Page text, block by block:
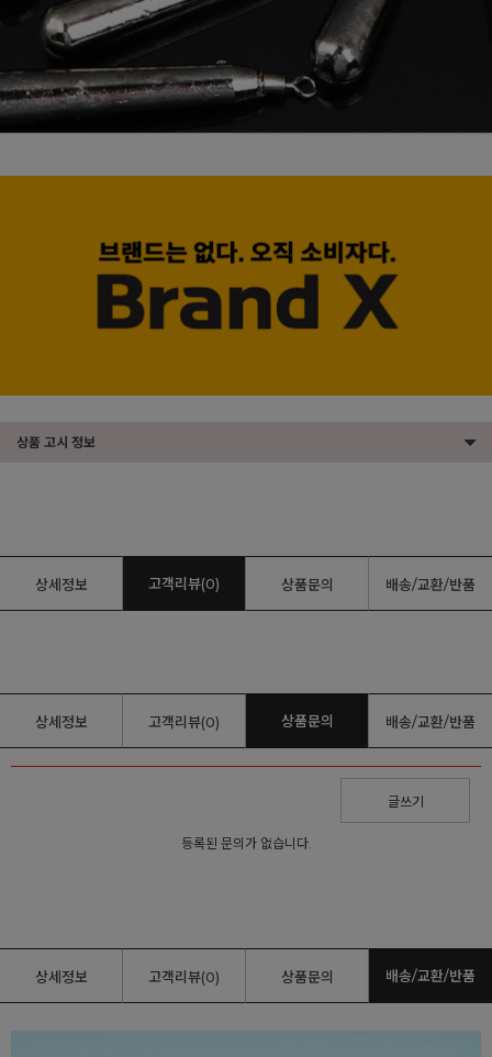
상품 고시 정보
상세정보 고객리뷰(0) 상품문의 배송/교환/반품
상세정보 고객리뷰(0) 상품문의 배송/교환/반품
글쓰기
등록된 문의가 없습니다.
상세정보 고객리뷰(0) 상품문의 배송/교환/반품